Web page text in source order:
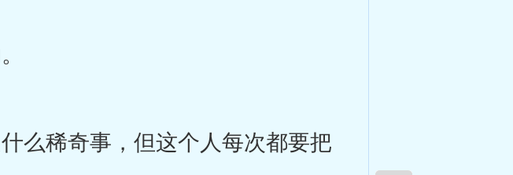
么稀奇事，但这个人每次都要把